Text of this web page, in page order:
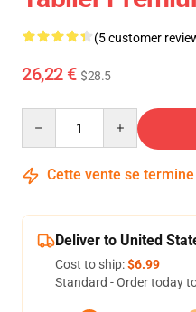
(5 customer
26,22 € $28.5
Cette vente se
Deliver to United
Cost to ship:$6.99
Standard - Order today